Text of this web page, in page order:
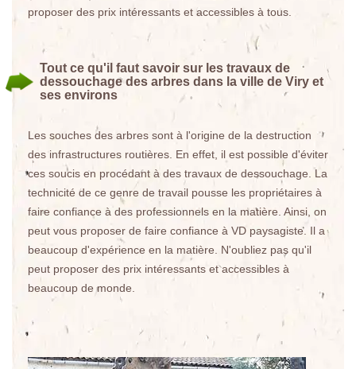
proposer des prix intéressants et accessibles à tous.
Tout ce qu'il faut savoir sur les travaux de
dessouchage des arbres dans la ville de Viry et
ses environs
Les souches des arbres sont à l'origine de la destruction
des infrastructures routières. En effet, il est possible d'éviter
ces soucis en procédant à des travaux de dessouchage. La
technicité de ce genre de travail pousse les propriétaires à
faire confiance à des professionnels en la matière. Ainsi, on
peut vous proposer de faire confiance à VD paysagiste. Il a
beaucoup d'expérience en la matière. N'oubliez pas qu'il
peut proposer des prix intéressants et accessibles à
beaucoup de monde.